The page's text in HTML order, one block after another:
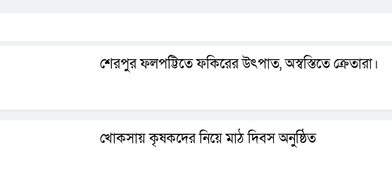
শেরপুর ফলপট্টিতে ফকিরের উৎপাত, অস্বস্তিতে ক্রেতারা।
খোকসায় কৃষকদের নিয়ে মাঠ দিবস অনুষ্ঠিত